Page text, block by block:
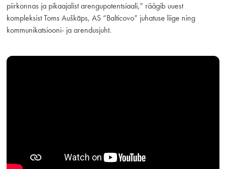
piirkonnas ja pikaajalist arengupotentsiaali,” räägib uuest
kompleksist Toms Auškāps, AS “Balticovo” juhatuse liige ning
kommunikatsiooni- ja arendusjuht.